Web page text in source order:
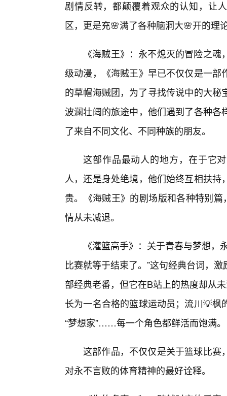
剧情反转，都颠覆着观众的认知，让
区，更是充🌸满了各种脑洞大🌸开的理
《海贼王》：永不熄灭的冒险之
级动漫，《海贼王》早已不仅仅是一
的草帽海贼团，为了寻找传说中的大秘
波澜壮阔的旅途中，他们遇到了各种
了来自不同文化、不同种族的朋友。
这部作品最动人的地方，在于它
人，还是身处绝境，他们始终互相扶
贵。《海贼王》的剧场版和各种特别
情从未减退。
《灌篮高手》：关于青春与梦想
比赛就等于结束了。”这句经典台词，
部经典老番，但它在B站上的热度却从
长为一名合格的篮球运动员；流川💡
“梦想家”……每一个角色都鲜活而饱满。
这部作品，不仅仅是关于篮球比赛
对永不言败的体育精神的最好诠释。